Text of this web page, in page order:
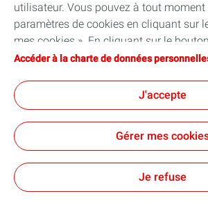
Découvrir TotalEnergies
Challenge Startupper
Cookies et confidentialité
Tous nos
utilisateur. Vous pouvez à tout
paramètres de cookies en cliquant sur
mes cookies ». En cliquant sur le bouton
vous acceptez le dépôt de l’ensemble
techniques nécessaires au bon
seront utilisés. Pour plus
consulter la page « Charte de données
traceurs ».
Accéder à la charte de données
J'accepte
Gérer mes
Je refuse